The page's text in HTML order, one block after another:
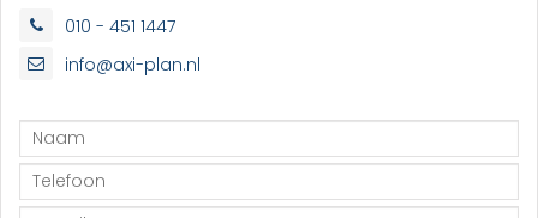
010 - 451 1447
info@axi-plan.nl